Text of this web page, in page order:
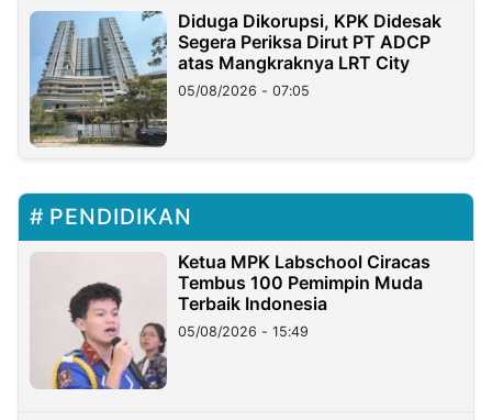
Diduga Dikorupsi, KPK Didesak
Segera Periksa Dirut PT ADCP
atas Mangkraknya LRT City
05/08/2026 - 07:05
PENDIDIKAN
Ketua MPK Labschool Ciracas
Tembus 100 Pemimpin Muda
Terbaik Indonesia
05/08/2026 - 15:49